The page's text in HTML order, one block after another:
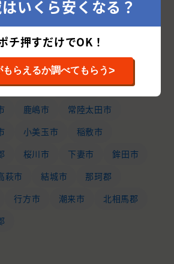
取手市 龍ケ崎市
東茨城郡
牛久市
石岡市 北茨城市
那珂市
鹿嶋市
常陸太田市
小美玉市
稲敷市
桜川市 下妻市
鉾田市
萩市 結城市
那珂郡
行方市 潮来市
北相馬郡
いくら安くなる？
チ押すだけでOK！
もらえるか調べてもらう>